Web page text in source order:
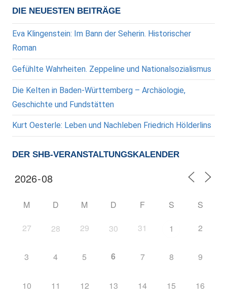
DIE NEUESTEN BEITRÄGE
Eva Klingenstein: Im Bann der Seherin. Historischer
Roman
Gefühlte Wahrheiten. Zeppeline und Nationalsozialismus
Die Kelten in Baden-Württemberg – Archäologie,
Geschichte und Fundstätten
Kurt Oesterle: Leben und Nachleben Friedrich Hölderlins
DER SHB-VERANSTALTUNGSKALENDER
M D M D F S S
27 28 29 30 31 1 2
3 4 5 6 7 8 9
10 11 12 13 14 15 16